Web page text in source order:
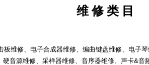
维 修 类 目
修、电子合成器维修、编曲键盘维修、电子琴
硬音源维修、采样器维修、音序器维修、声卡&